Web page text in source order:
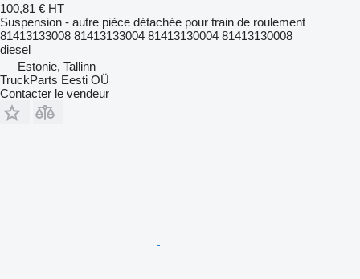
100,81 € HT
Suspension - autre pièce détachée pour train de roulement
81413133008 81413133004 81413130004 81413130008
diesel
Estonie, Tallinn
TruckParts Eesti OÜ
Contacter le vendeur